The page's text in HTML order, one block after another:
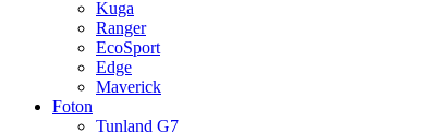
Kuga
Ranger
EcoSport
Edge
Maverick
Foton
Tunland G7